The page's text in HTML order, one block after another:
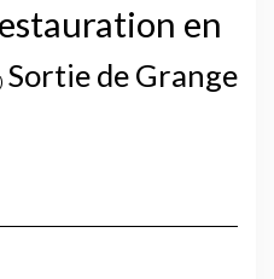
en
Sortie de Grange